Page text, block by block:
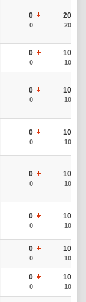
0
0
20
20
0
0
10
10
0
0
10
10
0
0
10
10
0
0
10
10
0
0
10
10
0
0
10
10
0
0
10
10